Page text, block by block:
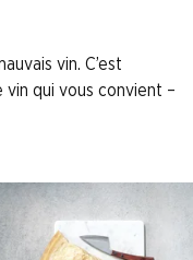
vin. C’est
vin qui vous convient –